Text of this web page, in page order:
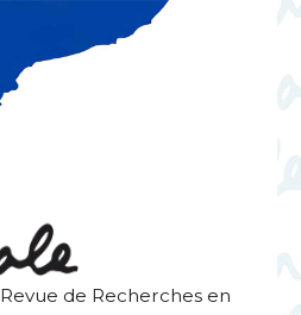
Revue de Recherches en